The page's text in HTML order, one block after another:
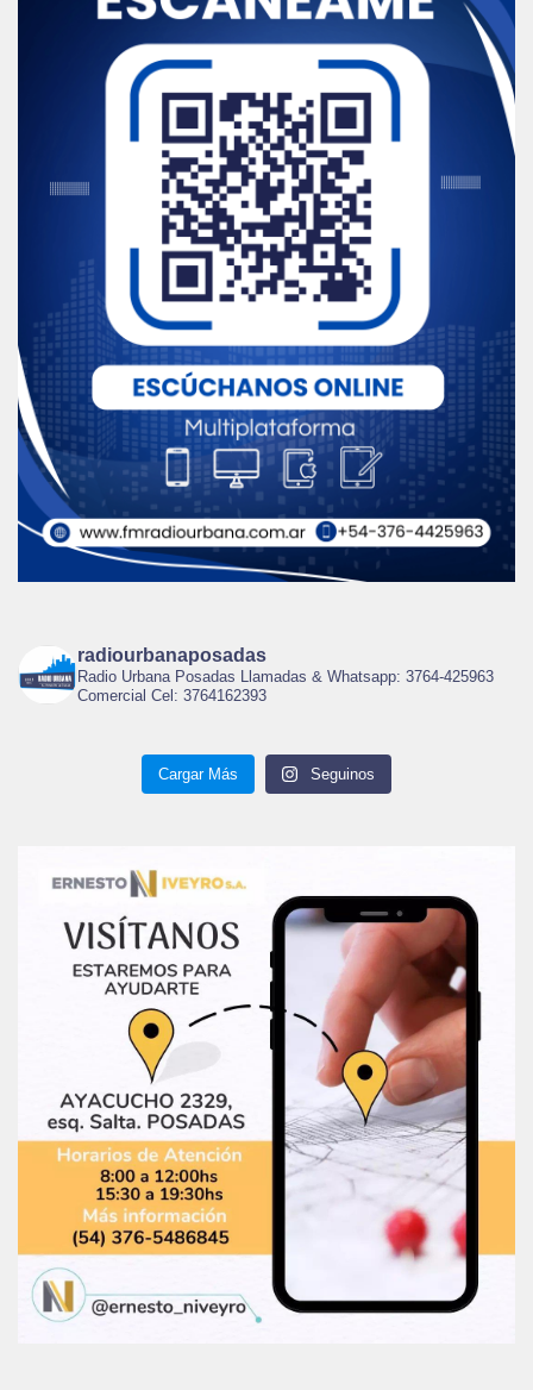
radiourbanaposadas
Radio Urbana Posadas Llamadas & Whatsapp: 3764-425963
Comercial Cel: 3764162393
Cargar Más Seguinos